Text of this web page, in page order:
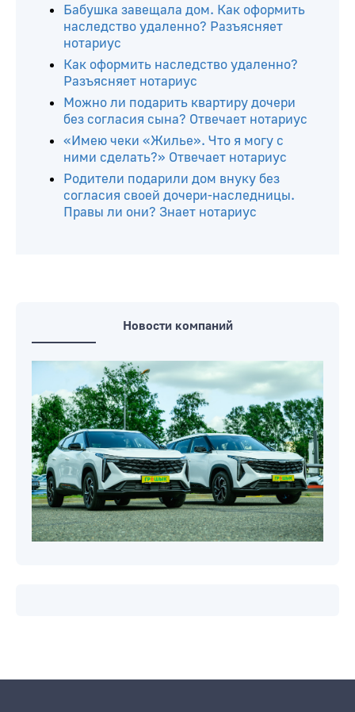
Бабушка завещала дом. Как оформить
наследство удаленно? Разъясняет
нотариус
Как оформить наследство удаленно?
Разъясняет нотариус
Можно ли подарить квартиру дочери
без согласия сына? Отвечает нотариус
«Имею чеки «Жилье». Что я могу с
ними сделать?» Отвечает нотариус
Родители подарили дом внуку без
согласия своей дочери-наследницы.
Правы ли они? Знает нотариус
Новости компаний